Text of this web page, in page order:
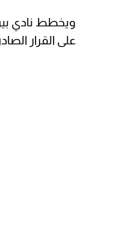
ويخطط نادي
على القرار